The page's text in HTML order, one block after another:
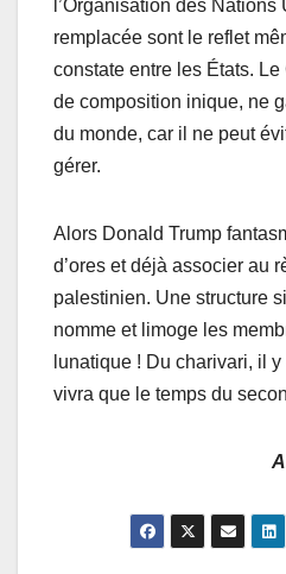
l’Organisation des Nations
remplacée sont le reflet
constate entre les États.
de composition inique, ne
du monde, car il ne peut
gérer.
Alors Donald Trump
d’ores et déjà associer au
palestinien. Une structure
nomme et limoge les
lunatique ! Du charivari, il
vivra que le temps du